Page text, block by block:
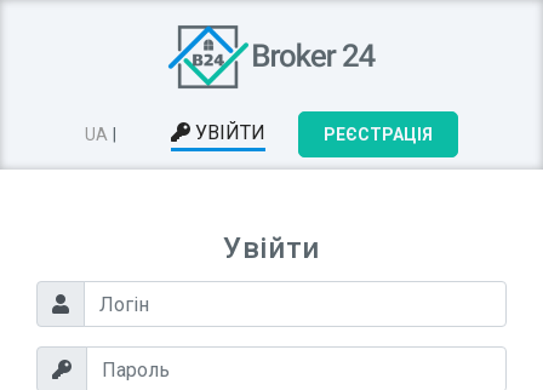
UA УВІЙТИ РЕЄСТРАЦІЯ
Увійти